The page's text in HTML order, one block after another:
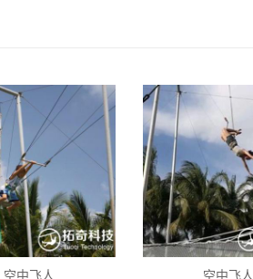
空中飞人 空中飞人